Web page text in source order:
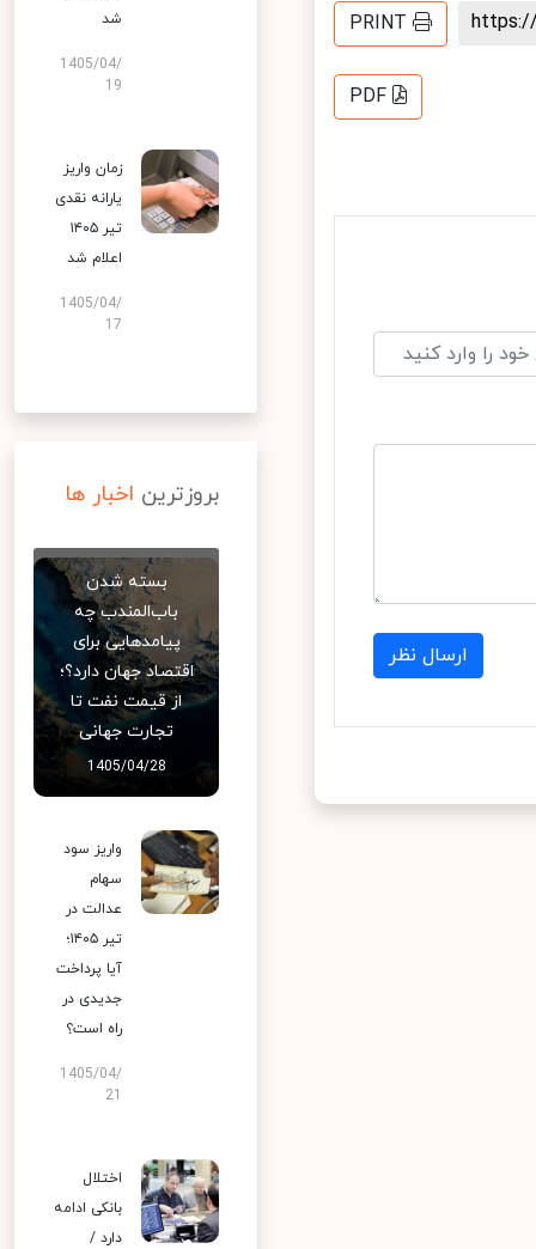
PRINT
PDF
ارسال نظر
شد
1405/04/
19
زمان واریز
یارانه نقدی
تیر ۱۴۰۵
اعلام شد
1405/04/
17
بروزترین اخبار ها
بسته شدن
باب‌المندب چه
پیامدهایی برای
اقتصاد جهان دارد؟؛
از قیمت نفت تا
تجارت جهانی
1405/04/28
واریز سود
سهام
عدالت در
تیر ۱۴۰۵؛
آیا پرداخت
جدیدی در
راه است؟
1405/04/
اختلال
بانکی ادامه
دارد /